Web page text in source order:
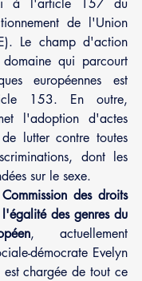
à l'article 157 du
de l'Union
Le champ d'action
qui parcourt
européennes est
153. En outre,
l'adoption d'actes
lutter contre toutes
dont les
sur le sexe.
Commission des droits
des genres du
, actuellement
démocrate Evelyn
est chargée de tout ce